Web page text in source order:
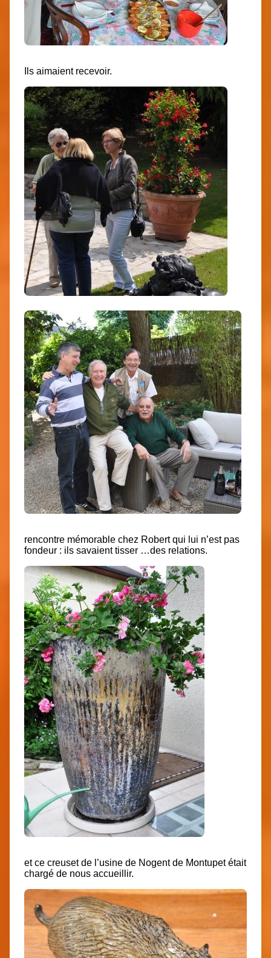
Ils aimaient recevoir.
rencontre mémorable chez Robert qui lui n’est pas
fondeur : ils savaient tisser …des relations.
et ce creuset de l’usine de Nogent de Montupet était
chargé de nous accueillir.